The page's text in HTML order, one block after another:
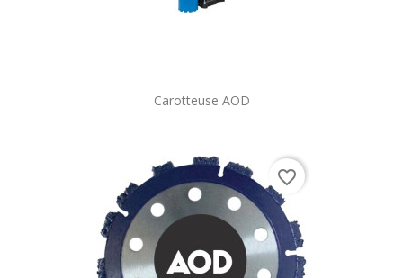
Carotteuse AOD
favorite_border